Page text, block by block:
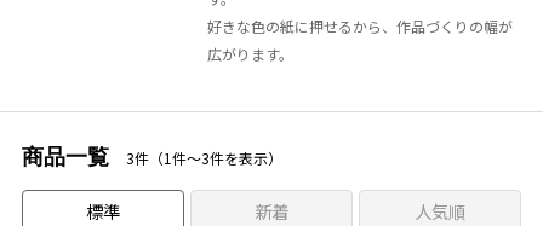
好きな色の紙に押せるから、作品づくりの幅が
広がります。
商品一覧 3件（1件〜3件を表示）
標準 新着 人気順